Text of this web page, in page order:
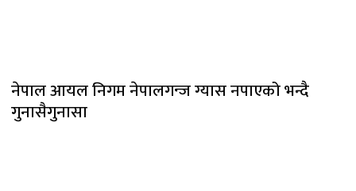
नेपाल आयल निगम नेपालगन्ज ग्यास नपाएको भन्दै
गुनासैगुनासा